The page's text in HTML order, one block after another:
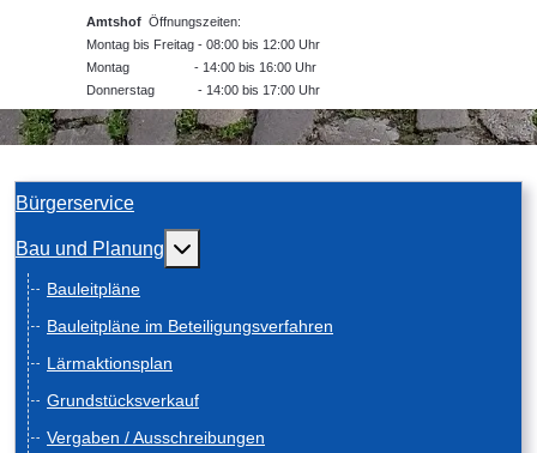
Amtshof Öffnungszeiten:
Montag bis Freitag - 08:00 bis 12:00 Uhr
Montag - 14:00 bis 16:00 Uhr
Donnerstag - 14:00 bis 17:00 Uhr
Bürgerservice
Bau und Planung Weitere Informationen: Bau und Planung
Bauleitpläne
Bauleitpläne im Beteiligungsverfahren
Lärmaktionsplan
Grundstücksverkauf
Vergaben / Ausschreibungen